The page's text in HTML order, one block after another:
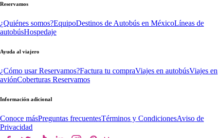
Reservamos
¿Quiénes somos?EquipoDestinos de Autobús en MéxicoLíneas de
autobúsHospedaje
Ayuda al viajero
¿Cómo usar Reservamos?Factura tu compraViajes en autobúsViajes en
aviónCoberturas Reservamos
Información adicional
Conoce másPreguntas frecuentesTérminos y CondicionesAviso de
Privacidad